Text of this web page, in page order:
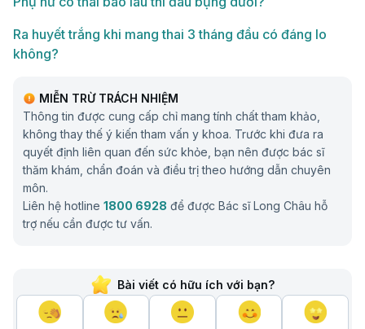
Ra huyết trắng khi mang thai 3 tháng đầu có đáng lo
không?
MIỄN TRỪ TRÁCH NHIỆM
Thông tin được cung cấp chỉ mang tính chất tham khảo,
không thay thế ý kiến tham vấn y khoa. Trước khi đưa ra
quyết định liên quan đến sức khỏe, bạn nên được bác sĩ
thăm khám, chẩn đoán và điều trị theo hướng dẫn chuyên
môn.
Liên hệ hotline 1800 6928 để được Bác sĩ Long Châu hỗ
trợ nếu cần được tư vấn.
Bài viết có hữu ích với bạn?